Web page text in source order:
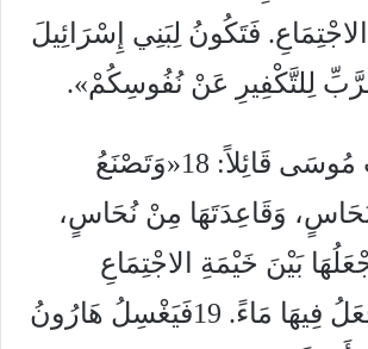
فَتَكُونُ لِبَنِي إِسْرَائِيلَ
لِلتَّكْفِيرِ عَنْ نُفُوسِكُمْ».
17وَكَلَّمْ الرَّبُّ مُوسَى قَائِلاً: 18«وَتَصْنَعُ
وَقَاعِدَتَهَا مِنْ نُحَاسٍ،
بَيْنَ خَيْمَةِ الاجْتِمَاعِ
وَالْمَذْبَحِ، وَتَجْعَلُ فِيهَا مَاءً. 19فَيَغْسِلُ هَارُونُ